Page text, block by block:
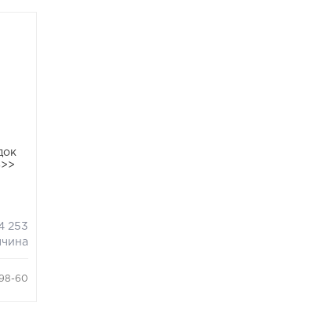
253
60